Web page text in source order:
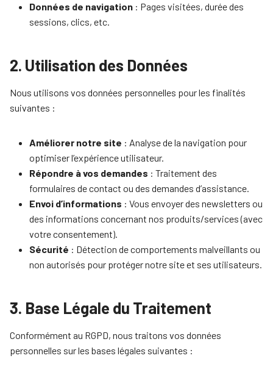
Données de navigation : Pages visitées, durée des
sessions, clics, etc.
2. Utilisation des Données
Nous utilisons vos données personnelles pour les finalités
suivantes :
Améliorer notre site : Analyse de la navigation pour
optimiser l’expérience utilisateur.
Répondre à vos demandes : Traitement des
formulaires de contact ou des demandes d’assistance.
Envoi d’informations : Vous envoyer des newsletters ou
des informations concernant nos produits/services (avec
votre consentement).
Sécurité : Détection de comportements malveillants ou
non autorisés pour protéger notre site et ses utilisateurs.
3. Base Légale du Traitement
Conformément au RGPD, nous traitons vos données
personnelles sur les bases légales suivantes :